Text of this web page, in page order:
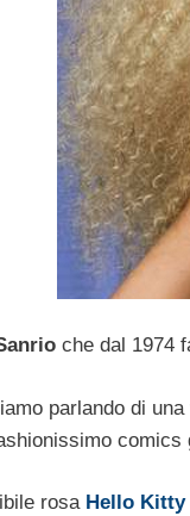
che dal 1974
parlando di
comics
rosa Hello Kitty